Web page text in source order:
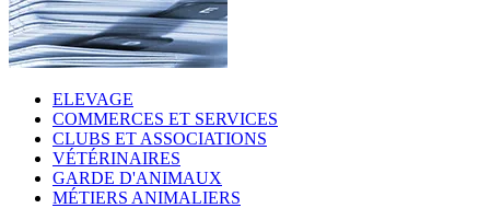
ELEVAGE
COMMERCES ET SERVICES
CLUBS ET ASSOCIATIONS
VÉTÉRINAIRES
GARDE D'ANIMAUX
MÉTIERS ANIMALIERS